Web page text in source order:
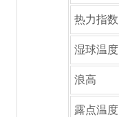
热力指数
湿球温度
浪高
露点温度